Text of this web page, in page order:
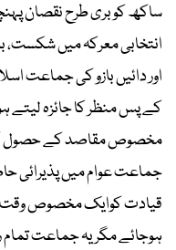
ساکھ کو بری طرح نقصان
انتخابی معرکہ میں شکست،
اور دائیں بازو کی جماعت
کے پس منظر کا جائزہ لیتے
مخصوص مقاصد کے حصول
جماعت عوام میں پذیرائی
قیادت کوایک مخصوص وقت
ہوجائے مگر یہ جماعت